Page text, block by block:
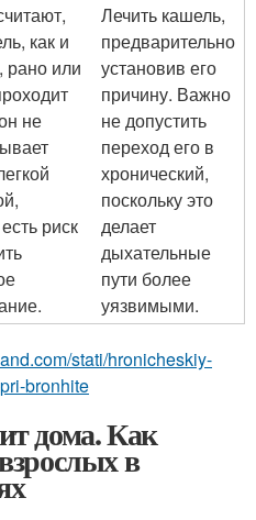
как и
рано или
не
риск
Лечить кашель,
предварительно
установив его
причину. Важно
не допустить
переход его в
хронический,
поскольку это
делает
дыхательные
пути более
уязвимыми.
stati/hronicheskiy-
bronhite
дома. Как
в